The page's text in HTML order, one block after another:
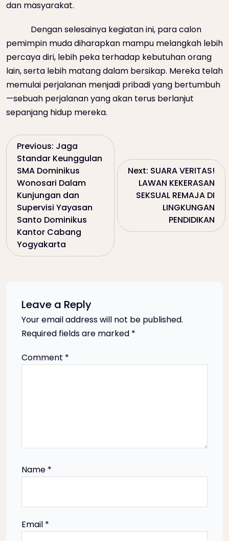
dan masyarakat.
Dengan selesainya kegiatan ini, para calon
pemimpin muda diharapkan mampu melangkah lebih
percaya diri, lebih peka terhadap kebutuhan orang
lain, serta lebih matang dalam bersikap. Mereka telah
memulai perjalanan menjadi pribadi yang bertumbuh
—sebuah perjalanan yang akan terus berlanjut
sepanjang hidup mereka.
P
n
Previous: Jaga
Standar Keunggulan
SMA Dominikus
Wonosari Dalam
Kunjungan dan
Supervisi Yayasan
Santo Dominikus
Kantor Cabang
Yogyakarta
Next: SUARA VERITAS!
LAWAN KEKERASAN
SEKSUAL REMAJA DI
LINGKUNGAN
PENDIDIKAN
Leave a Reply
Your email address will not be published.
Required fields are marked *
Comment *
Name *
Email *